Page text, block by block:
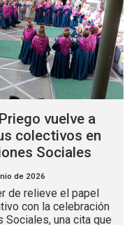
Priego vuelve a
colectivos en
Sociales
de 2026
de relieve el papel
con la celebración
una cita que